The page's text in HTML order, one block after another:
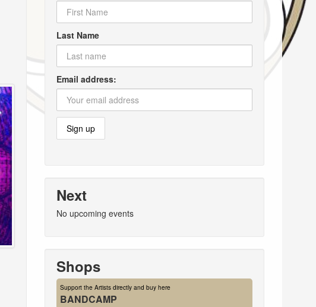
Last Name
Email address:
Next
No upcoming events
Shops
Support the Artists directly and buy here
BANDCAMP